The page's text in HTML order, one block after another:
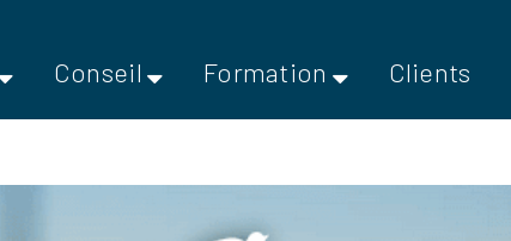
Conseil Formation Clients